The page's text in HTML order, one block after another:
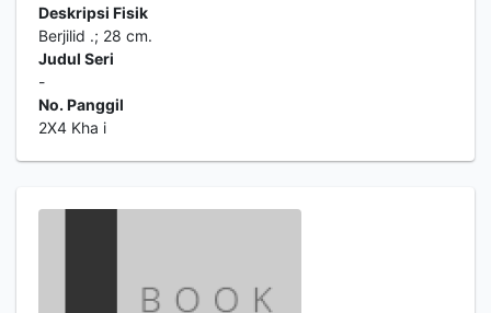
Deskripsi Fisik
Berjilid .; 28 cm.
Judul Seri
-
No. Panggil
2X4 Kha i